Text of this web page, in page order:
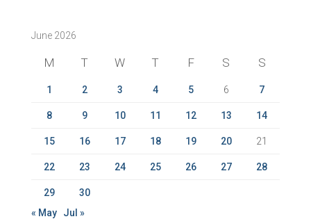
h
June 2026
M T W T F S S
1 2 3 4 5 6 7
8 9 10 11 12 13 14
15 16 17 18 19 20 21
22 23 24 25 26 27 28
29
30
« May
Jul »